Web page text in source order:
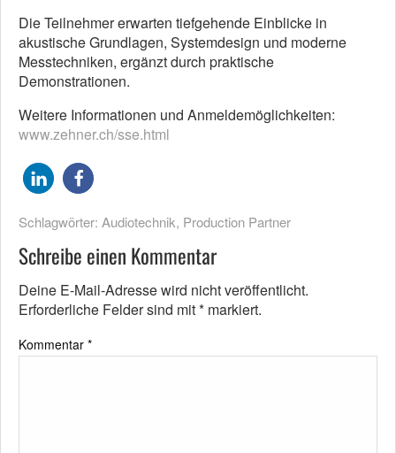
Die Teilnehmer erwarten tiefgehende Einblicke in
akustische Grundlagen, Systemdesign und moderne
Messtechniken, ergänzt durch praktische
Demonstrationen.
Weitere Informationen und Anmeldemöglichkeiten:
www.zehner.ch/sse.html
Schlagwörter: Audiotechnik, Production Partner
Schreibe einen Kommentar
Deine E-Mail-Adresse wird nicht veröffentlicht.
Erforderliche Felder sind mit* markiert.
Kommentar *